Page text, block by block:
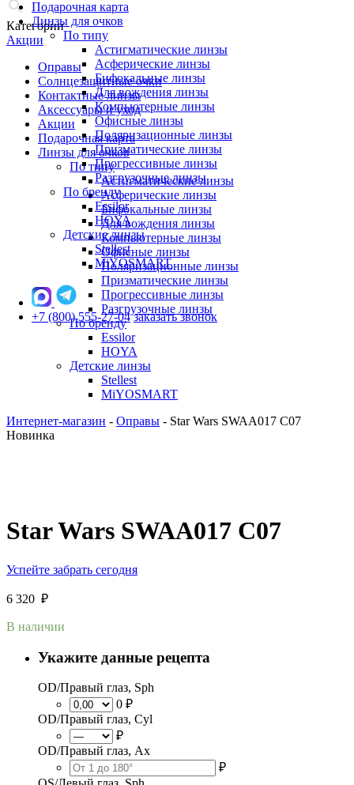
Категории
Акции
Оправы
Солнцезащитные очки
Контактные линзы
Аксессуары и уход
Акции
Подарочная карта
Линзы для очков
По типу
Астигматические линзы
Асферические линзы
Бифокальные линзы
Для вождения линзы
Компьютерные линзы
Офисные линзы
Поляризационные линзы
Призматические линзы
Прогрессивные линзы
Разгрузочные линзы
По бренду
Essilor
HOYA
Детские линзы
Stellest
MiYOSMART
Подарочная карта
Линзы для очков
По типу
Астигматические линзы
Асферические линзы
Бифокальные линзы
Для вождения линзы
Компьютерные линзы
Офисные линзы
Поляризационные линзы
Призматические линзы
Прогрессивные линзы
Разгрузочные линзы
По бренду
Essilor
HOYA
Детские линзы
Stellest
MiYOSMART
+7 (800) 555-27-04 заказать звонок
Интернет-магазин - Оправы - Star Wars SWAA017 C07
Новинка
Star Wars SWAA017 C07
Успейте забрать сегодня
6 320 ₽
В наличии
Укажите данные рецепта
OD/Правый глаз, Sph
0 ₽
OD/Правый глаз, Cyl
₽
OD/Правый глаз, Ax
₽